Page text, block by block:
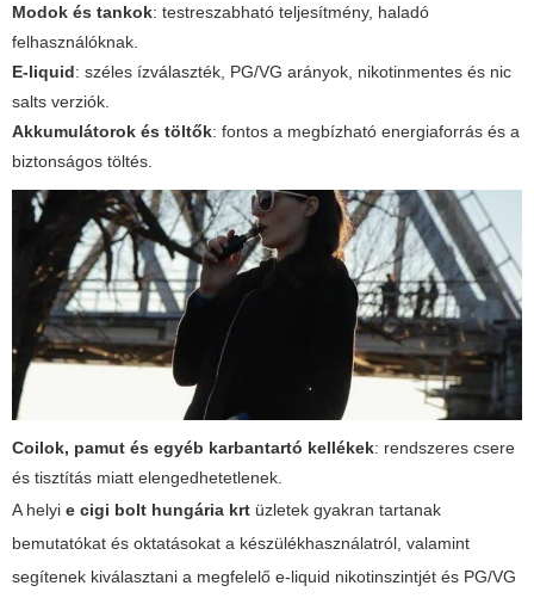
Modok és tankok: testreszabható teljesítmény, haladó
felhasználóknak.
E-liquid: széles ízválaszték, PG/VG arányok, nikotinmentes és nic
salts verziók.
Akkumulátorok és töltők: fontos a megbízható energiaforrás és a
biztonságos töltés.
Coilok, pamut és egyéb karbantartó kellékek: rendszeres csere
és tisztítás miatt elengedhetetlenek.
A helyi e cigi bolt hungária krt üzletek gyakran tartanak
bemutatókat és oktatásokat a készülékhasználatról, valamint
segítenek kiválasztani a megfelelő e-liquid nikotinszintjét és PG/VG